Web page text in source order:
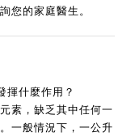
您的家庭醫生。
揮什麼作用？
素，缺乏其中任何一
一般情況下，一公升